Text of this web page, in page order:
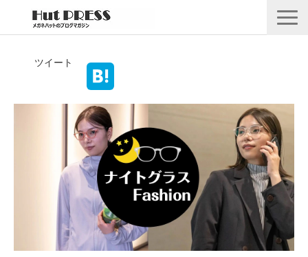
採用情報
企業情報
安心保証
🛒オンラインショップ
ツイート